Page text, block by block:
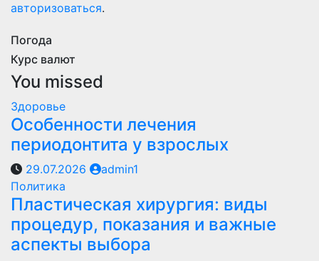
авторизоваться.
Погода
Курс валют
You missed
Здоровье
Особенности лечения
периодонтита у взрослых
29.07.2026
admin1
Политика
Пластическая хирургия: виды
процедур, показания и важные
аспекты выбора